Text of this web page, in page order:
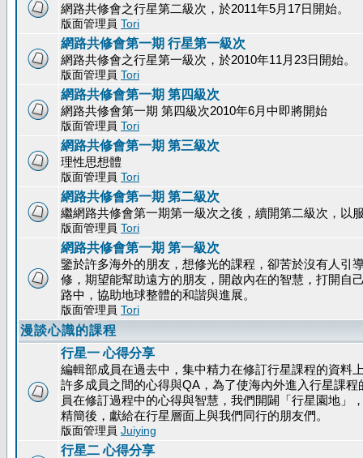
網路共修會之行星第二級次，於2011年5月17日開始。
版面管理員 Tori
網路共修會第一期 行星第一級次
網路共修會之行星第一級次，於2010年11月23日開始。
版面管理員 Tori
網路共修會第一期 第四級次
網路共修會第一期 第四級次2010年6月中即將開始
版面管理員 Tori
網路共修會第一期 第三級次
理性思想體
版面管理員 Tori
網路共修會第一期 第二級次
繼網路共修會第一期第一級次之後，續開第二級次，以
版面管理員 Tori
網路共修會第一期 第一級次
鑒於許多海外的朋友，想修光的課程，卻苦於沒有人引
修，期望能幫助遠方的朋友，開啟內在的智慧，打開自
路中，協助地球整體的和諧與進展。
版面管理員 Tori
漫談心識的課程
行星一 心得分享
編輯部成員在過去中，集中精力在修訂行星課程的資料
許多成員之間的心得與QA，為了使海內外進入行星課
員在修訂過程中的心得與智慧，我們開闢「行星園地」
精簡後，獻給在行星層面上與我們同行的朋友們。
版面管理員 Juiying
行星二 心得分享